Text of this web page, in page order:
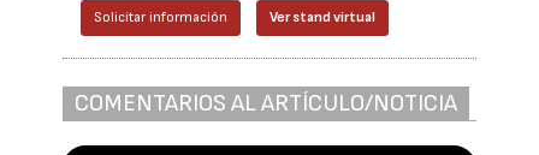
Solicitar información Ver stand virtual
COMENTARIOS AL ARTÍCULO/NOTICIA